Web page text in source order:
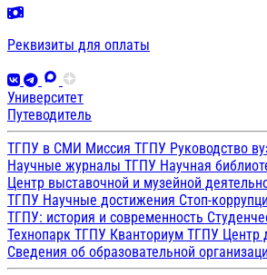
Реквизиты для оплаты
Университет
Путеводитель
ТГПУ в СМИ Миссия ТГПУ Руководство
Научные журналы ТГПУ Научная
Центр выставочной и музейной
ТГПУ Научные достижения Стоп-
ТГПУ: история и современность
Технопарк ТГПУ Кванториум ТГПУ Центр
Сведения об образовательной